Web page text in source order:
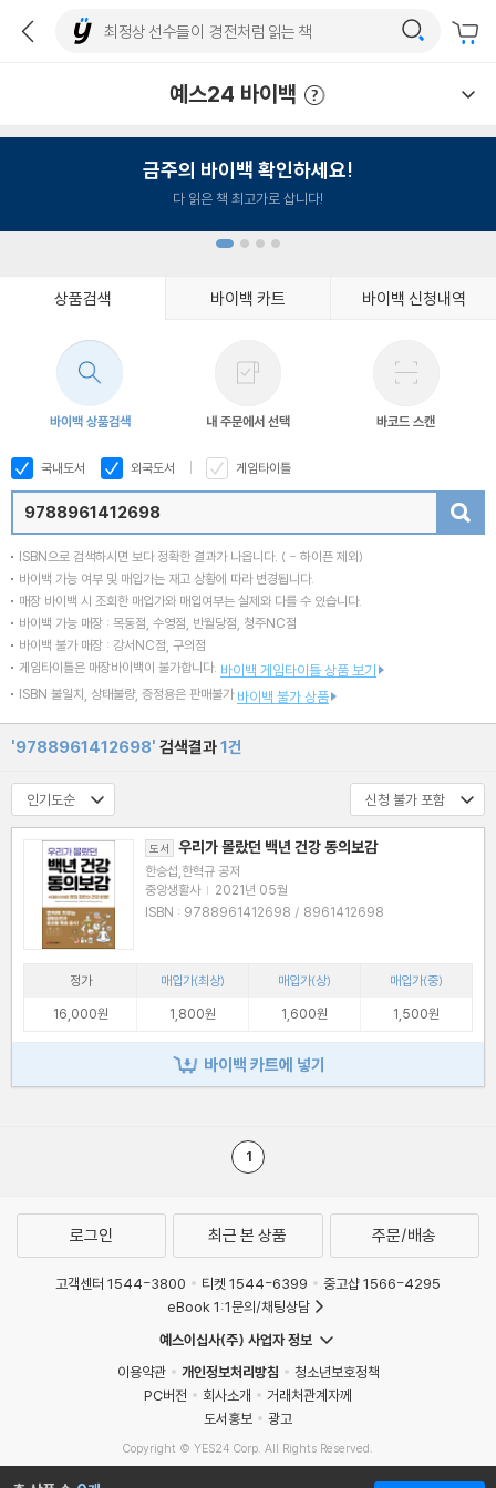
예스24 바이백
금주의 바이백 확인하세요!
다 읽은 책 최고가로 삽니다!
상품검색 바이백 카트 바이백 신청내역
바이백 상품검색 내 주문에서 선택 바코드 스캔
국내도서 외국도서 게임타이틀
ISBN으로 검색하시면 보다 정확한 결과가 나옵니다. ( - 하이픈 제외)
바이백 가능 여부 및 매입가는 재고 상황에 따라 변경됩니다.
매장 바이백 시 조회한 매입가와 매입여부는 실제와 다를 수 있습니다.
바이백 가능 매장 : 목동점, 수영점, 반월당점, 청주NC점
바이백 불가 매장 : 강서NC점, 구의점
게임타이틀은 매장바이백이 불가합니다. 바이백 게임타이틀 상품 보기
ISBN 불일치, 상태불량, 증정용은 판매불가 바이백 불가 상품
'9788961412698' 검색결과1건
도서 우리가 몰랐던 백년 건강 동의보감
한승섭,한혁규 공저
중앙생활사 | 2021년 05월
ISBN : 9788961412698 / 8961412698
정가 매입가(최상) 매입가(상)
매입가(중)
16,000원
1,800원 1,600원 1,500원
바이백 카트에 넣기
1
로그인 최근 본 상품 주문/배송
고객센터 1544-3800 티켓 1544-6399
중고샵 1566-4295
eBook 1:1문의/채팅상담
예스이십사(주) 사업자 정보
이용약관
개인정보처리방침
청소년보호정책
PC버전
회사소개
거래처관계자께
도서홍보
광고
Copyright © YES24 Corp. All Rights Reserved.
MATOM11